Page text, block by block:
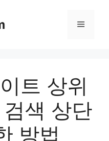
Menu
트 상위
색 상단
방법